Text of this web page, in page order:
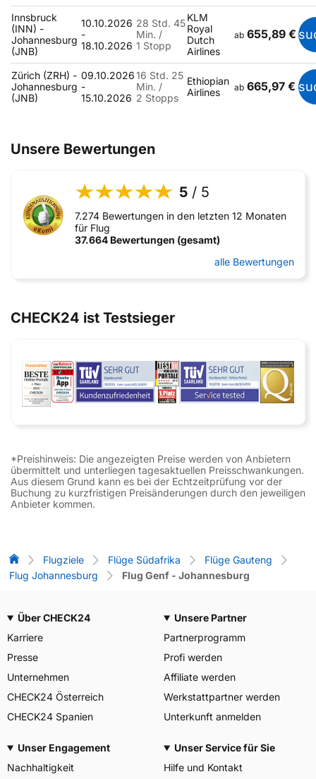
Innsbruck
(INN) -
Johannesburg
(JNB)
10.10.2026
-
18.10.2026
28 Std. 45
Min. /
1 Stopp
KLM
Royal
Dutch
Airlines
ab 655,89 €
Zürich (ZRH) -
Johannesburg
(JNB)
09.10.2026
-
15.10.2026
16 Std. 25
Min. /
2 Stopps
Ethiopian
Airlines
ab 665,97 €
Unsere Bewertungen
5 / 5
7.274 Bewertungen in den letzten 12 Monaten
für Flug
37.664 Bewertungen (gesamt)
alle Bewertungen
CHECK24 ist Testsieger
*Preishinweis: Die angezeigten Preise werden von Anbietern
übermittelt und unterliegen tagesaktuellen Preisschwankungen.
Aus diesem Grund kann es bei der Echtzeitprüfung vor der
Buchung zu kurzfristigen Preisänderungen durch den jeweiligen
Anbieter kommen.
Flug-Vergleich
Flugziele Flüge Südafrika
Flüge Gauteng
Flug Johannesburg
Flug Genf - Johannesburg
Über CHECK24
Karriere
Presse
Unternehmen
CHECK24 Österreich
CHECK24 Spanien
Unsere Partner
Partnerprogramm
Profi werden
Affiliate werden
Werkstattpartner werden
Unterkunft anmelden
Unser Engagement
Nachhaltigkeit
Unser Service für Sie
Hilfe und Kontakt